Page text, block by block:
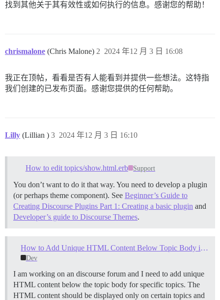
找到其他关于其有效性或如何执行的信息。感谢您的帮助！
chrismalone (Chris Malone) 2024 年12 月 3 日 16:08
2
我正在顶帖，看看是否有人能看到并提供一些想法。这特指
我们创建的已发布页面。感谢您提供的任何帮助。
Lilly (Lillian ) 2024 年12 月 3 日 16:10
3
How to edit topics/show.html.erb Support
You don’t want to do it that way. You need to develop a plugin
(or perhaps theme component). See Beginner’s Guide to
Creating Discourse Plugins Part 1: Creating a basic plugin and
Developer’s guide to Discourse Themes.
How to Add Unique HTML Content Below Topic Body in discourse forum for Specific Topics
Dev
I am working on an discourse forum and I need to add unique
HTML content below the topic body for specific topics. The
HTML content should be displayed only on certain topics and